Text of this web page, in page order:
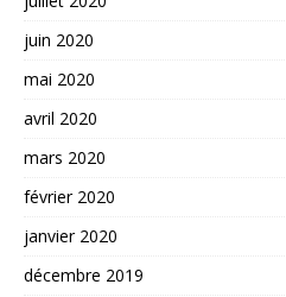
juin 2020
mai 2020
avril 2020
mars 2020
février 2020
janvier 2020
décembre 2019